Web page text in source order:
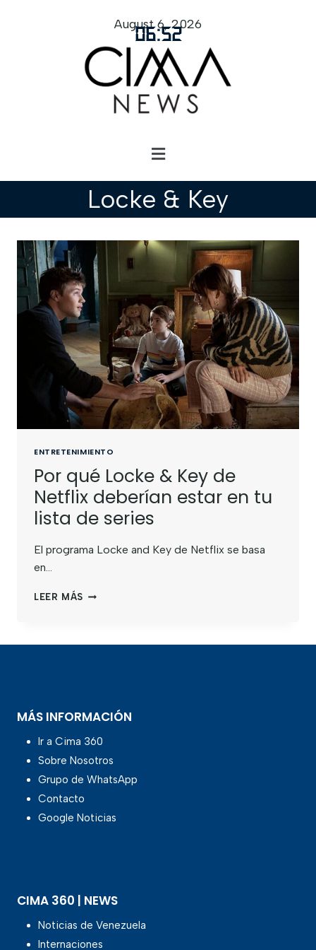
06:52
August 6, 2026
Locke & Key
ENTRETENIMIENTO
Por qué Locke & Key de
Netflix deberían estar en tu
lista de series
El programa Locke and Key de Netflix se basa
en…
LEER MÁS
MÁS INFORMACIÓN
Ir a Cima 360
Sobre Nosotros
Grupo de WhatsApp
Contacto
Google Noticias
CIMA 360 | NEWS
Noticias de Venezuela
Internaciones